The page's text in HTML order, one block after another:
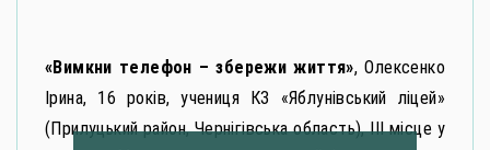
«Вимкни телефон – збережи життя», Олексенко
Ірина, 16 років, учениця КЗ «Яблунівський ліцей»
(Прилуцький район, Чернігівська область), ІІІ місце у